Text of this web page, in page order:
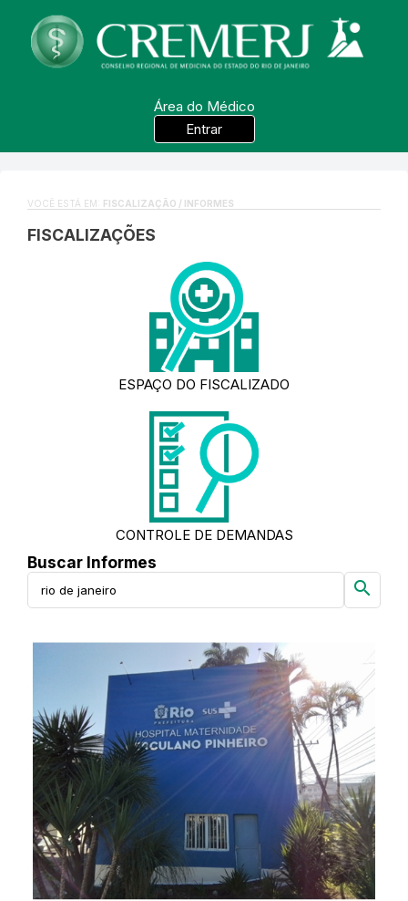
Área do Médico
Entrar
VOCÊ ESTÁ EM: FISCALIZAÇÃO / INFORMES
FISCALIZAÇÕES
ESPAÇO DO FISCALIZADO
CONTROLE DE DEMANDAS
Buscar Informes
search